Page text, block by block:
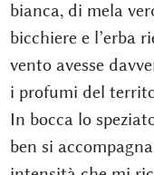
bianca, di mela
bicchiere e l’erba
vento avesse
i profumi del
In bocca lo
ben si